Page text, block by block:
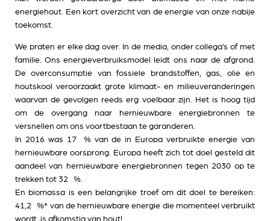
energiehout. Een kort overzicht van de energie van onze nabije
toekomst.
We praten er elke dag over. In de media, onder collega’s of met
familie. Ons energieverbruiksmodel leidt ons naar de afgrond.
De overconsumptie van fossiele brandstoffen, gas, olie en
houtskool veroorzaakt grote klimaat- en milieuveranderingen
waarvan de gevolgen reeds erg voelbaar zijn. Het is hoog tijd
om de overgang naar hernieuwbare energiebronnen te
versnellen om ons voortbestaan te garanderen.
In 2016 was 17 % van de in Europa verbruikte energie van
hernieuwbare oorsprong. Europa heeft zich tot doel gesteld dit
aandeel van hernieuwbare energiebronnen tegen 2030 op te
trekken tot 32 %.
En biomassa is een belangrijke troef om dit doel te bereiken:
41,2 %* van de hernieuwbare energie die momenteel verbruikt
wordt, is afkomstig van hout!